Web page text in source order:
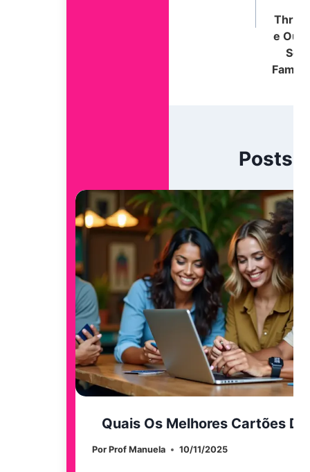
e
Posts
Quais Os Melhores Cartões
Por Prof Manuela 10/11/2025